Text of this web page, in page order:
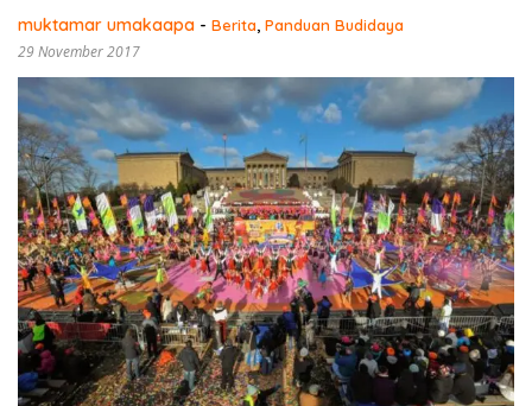
muktamar umakaapa - Berita, Panduan Budidaya
29 November 2017